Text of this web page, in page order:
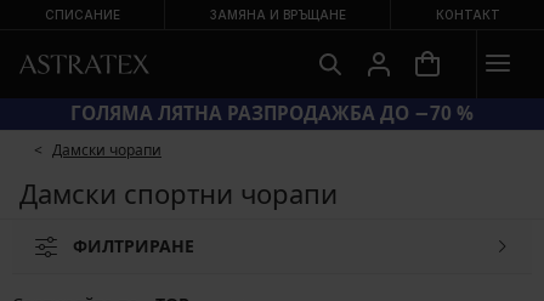
СПИСАНИЕ ЗАМЯНА И ВРЪЩАНЕ КОНТАКТ
ГОЛЯМА ЛЯТНА РАЗПРОДАЖБА ДО −70 %
КОД BRA20 = СУТИЕНИ −20 %
Дамски чорапи
Дамски спортни чорапи
ФИЛТРИРАНЕ